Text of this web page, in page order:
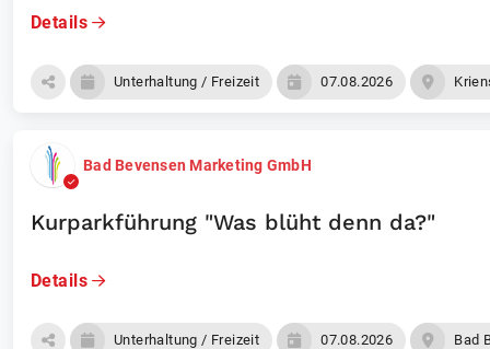
Details
Unterhaltung / Freizeit 07.08.2026
Bad Bevensen Marketing GmbH
Kurparkführung "Was blüht denn da?"
Details
Unterhaltung / Freizeit 07.08.2026 Bad